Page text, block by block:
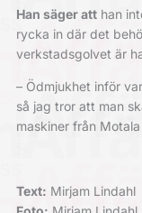
Han säger atthan
rycka in där det
verkstadsgolvet är
– Ödmjukhet inför
så jag tror att man
maskiner från
Text: Mirjam Lindahl